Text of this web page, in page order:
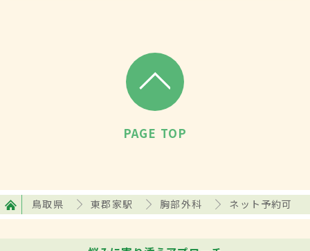
PAGE TOP
鳥取県 東郡家駅 胸部外科 ネット予約可